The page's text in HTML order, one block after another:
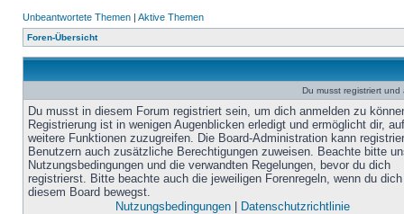
Unbeantwortete Themen | Aktive Themen
Foren-Übersicht
Du musst registriert
Du musst in diesem Forum registriert sein, um dich anmelden zu
Registrierung ist in wenigen Augenblicken erledigt und ermöglicht dir, auf
weitere Funktionen zuzugreifen. Die Board-Administration kann
Benutzern auch zusätzliche Berechtigungen zuweisen. Beachte bitte
Nutzungsbedingungen und die verwandten Regelungen, bevor du dich
registrierst. Bitte beachte auch die jeweiligen Forenregeln, wenn du
diesem Board bewegst.
Nutzungsbedingungen| Datenschutzrichtlinie